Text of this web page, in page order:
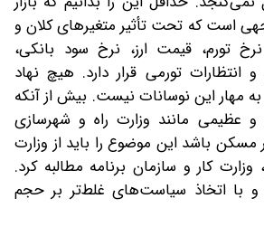
است که تحت تأثیر متغیرهای کلان و
تورم، قیمت ارز، نرخ سود بانکی،
انتظارات تورمی قرار دارد. هیچ نهاد
به مهار این نوسانات نیست. بیش از آنکه
و عظیمی مانند وزارت راه و شهرسازی
باشد این موضوع را باید از وزارت
کار و سازمان برنامه مطالبه کرد.
با اتخاذ سیاست‌های غلط‌تر بر حجم